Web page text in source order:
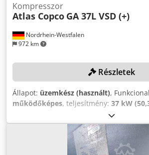
Nordrhein-Westfalen
972 km
Kompresszor
Atlas Copco GA 37L VSD (+)
Részletek
Állapot: üzemkész (használt),
működőképes, teljesítmény: 37 kW
,
1 500 l, fordulatszám (max.):3 800 ford/
, gép/jármű száma: API866497
2025 decemberében alaposan